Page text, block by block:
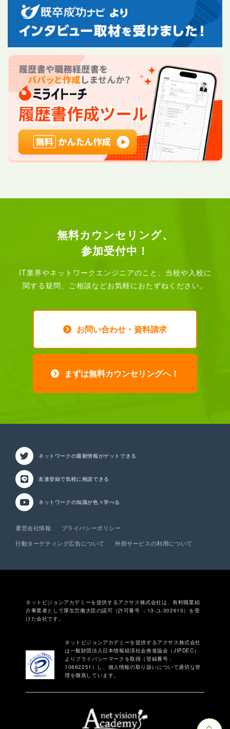
無料カウンセリング、
参加受付中！
IT業界やネットワークエンジニアのこと、 当校や入校に
関する疑問、ご相談などお気軽におたずねください。
お問い合わせ・資料請求
まずは無料カウンセリングへ！
ネットワークの最新情報がゲットできる
友達登録で気軽に相談できる
ネットワークの知識が色々学べる
運営会社情報
プライバシーポリシー
行動ターゲティング広告について
外部サービスの利用について
ネットビジョンアカデミーを提供するアクサス株式会社は、有料職業紹
介事業者として厚生労働大臣の認可（許可番号 ：13-ユ-302613）を受
けた会社です。
ネットビジョンアカデミーを提供するアクサス株式会社
は一般財団法人日本情報経済社会推進協会（JIPDEC）
よりプライバシーマークを取得（登録番号：
10862251）し、個人情報の取り扱いについて適切な管
理を徹底しています。